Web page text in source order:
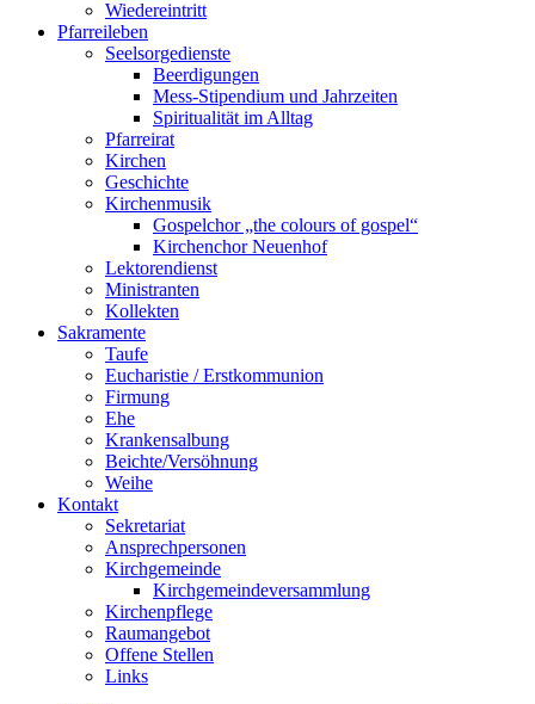
Wiedereintritt
Pfarreileben
Seelsorgedienste
Beerdigungen
Mess-Stipendium und Jahrzeiten
Spiritualität im Alltag
Pfarreirat
Kirchen
Geschichte
Kirchenmusik
Gospelchor „the colours of gospel“
Kirchenchor Neuenhof
Lektorendienst
Ministranten
Kollekten
Sakramente
Taufe
Eucharistie / Erstkommunion
Firmung
Ehe
Krankensalbung
Beichte/Versöhnung
Weihe
Kontakt
Sekretariat
Ansprechpersonen
Kirchgemeinde
Kirchgemeindeversammlung
Kirchenpflege
Raumangebot
Offene Stellen
Links